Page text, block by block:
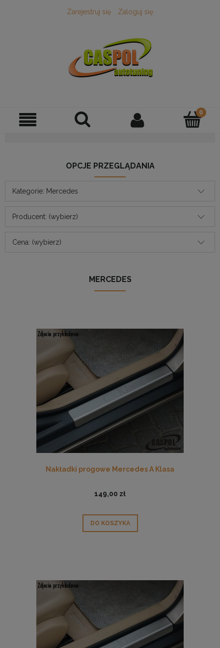
Zarejestruj się Zaloguj się
OPCJE PRZEGLĄDANIA
Kategorie: Mercedes
Producent: (wybierz)
Cena: (wybierz)
MERCEDES
Nakładki progowe Mercedes A Klasa
149,00 zł
DO KOSZYKA